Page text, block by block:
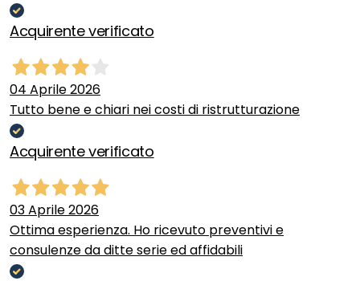
Acquirente verificato
04 Aprile 2026
Tutto bene e chiari nei costi di ristrutturazione
Acquirente verificato
03 Aprile 2026
Ottima esperienza. Ho ricevuto preventivi e
consulenze da ditte serie ed affidabili